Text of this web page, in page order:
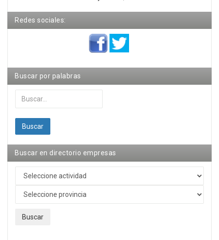
Redes sociales:
Buscar por palabras
Buscar...
Buscar
Buscar en directorio empresas
Buscar